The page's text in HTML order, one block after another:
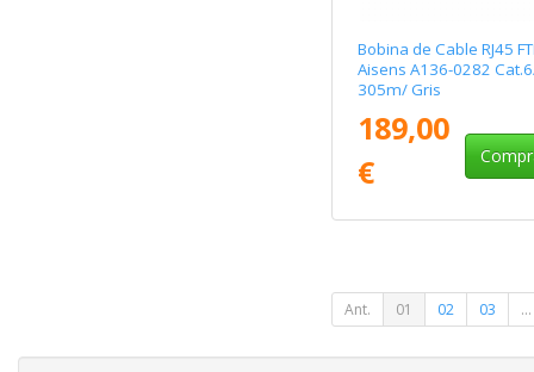
Bobina de Cable RJ45
Aisens A136-0282
305m/ Gris
189,00
€
Ant. 01 02 03 ...